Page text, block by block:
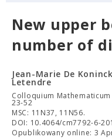
New upper
number of
Jean-Marie De
Letendre
Colloquium Mathematicum
23-52
MSC: 11N37, 11N56.
DOI: 10.4064/cm7792-6-
Opublikowany online: 3